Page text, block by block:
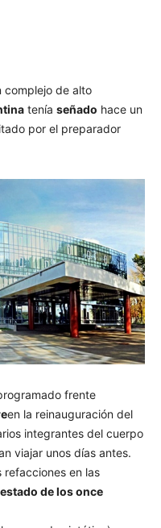
complejo de alto
tenía señado hace un
por el preparador
frente
en la reinauguración del
integrantes del cuerpo
viajar unos días antes.
refacciones en las
estado de los once